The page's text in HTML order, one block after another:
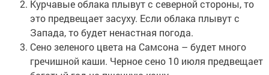
Курчавые облака плывут с северной стороны, то
это предвещает засуху. Если облака плывут с
Запада, то будет ненастная погода.
Сено зеленого цвета на Самсона – будет много
гречишной каши. Черное сено 10 июля предвещает